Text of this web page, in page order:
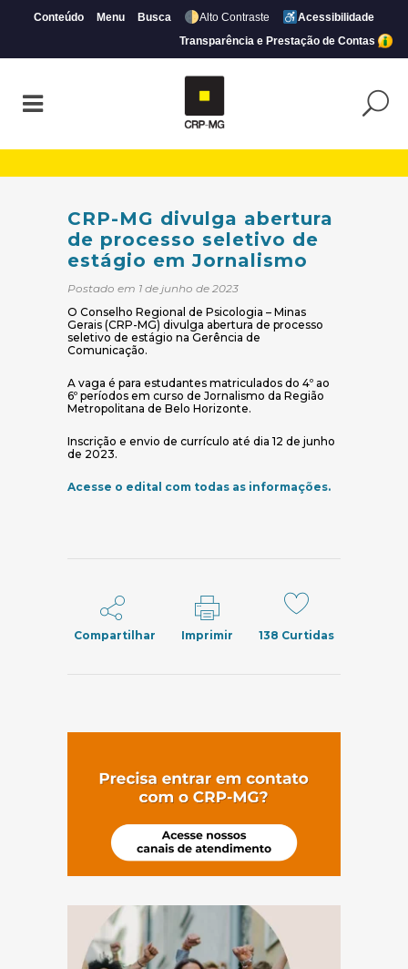
Conteúdo Menu Busca Alto Contraste
Acessibilidade
Transparência e Prestação de Contas
CRP-MG divulga abertura
de processo seletivo de
estágio em Jornalismo
Postado em 1 de junho de 2023
O Conselho Regional de Psicologia – Minas
Gerais (CRP-MG) divulga abertura de processo
seletivo de estágio na Gerência de
Comunicação.
A vaga é para estudantes matriculados do 4º ao
6º períodos em curso de Jornalismo da Região
Metropolitana de Belo Horizonte.
Inscrição e envio de currículo até dia 12 de junho
de 2023.
Acesse o edital com todas as informações.(abre em
Compartilhar Imprimir 138 Curtidas